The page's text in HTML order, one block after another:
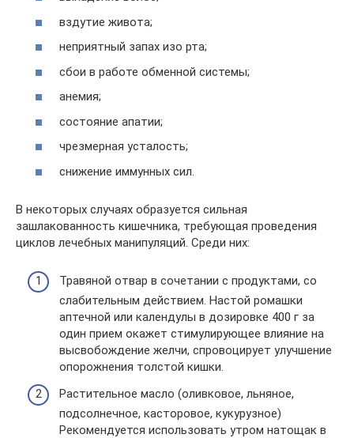
вздутие живота;
неприятный запах изо рта;
сбои в работе обменной системы;
анемия;
состояние апатии;
чрезмерная усталость;
снижение иммунных сил.
В некоторых случаях образуется сильная
зашлакованность кишечника, требующая проведения
циклов лечебных манипуляций. Среди них:
Травяной отвар в сочетании с продуктами, со
слабительным действием. Настой ромашки
аптечной или календулы в дозировке 400 г за
один прием окажет стимулирующее влияние на
высвобождение желчи, спровоцирует улучшение
опорожнения толстой кишки.
Растительное масло (оливковое, льняное,
подсолнечное, касторовое, кукурузное)
Рекомендуется использовать утром натощак в